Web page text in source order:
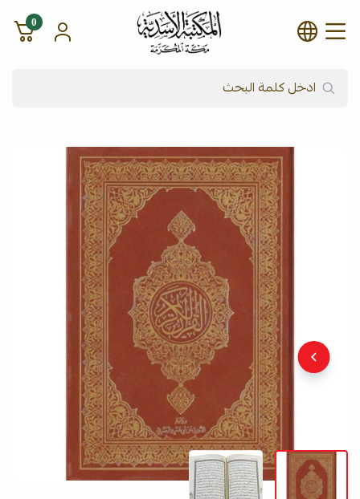
شركة المكتبة الأسدية للنشر
0